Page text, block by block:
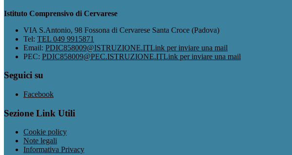
Istituto Comprensivo di Cervarese
VIA S.Antonio, 98 Fossona di Cervarese Santa Croce (Padova)
Tel: TEL 049 9915871
Email: PDIC858009@ISTRUZIONE.ITLink per inviare una mail
PEC: PDIC858009@PEC.ISTRUZIONE.ITLink per inviare una mail
Seguici su
Facebook
Sezione Link Utili
Cookie policy
Note legali
Informativa Privacy